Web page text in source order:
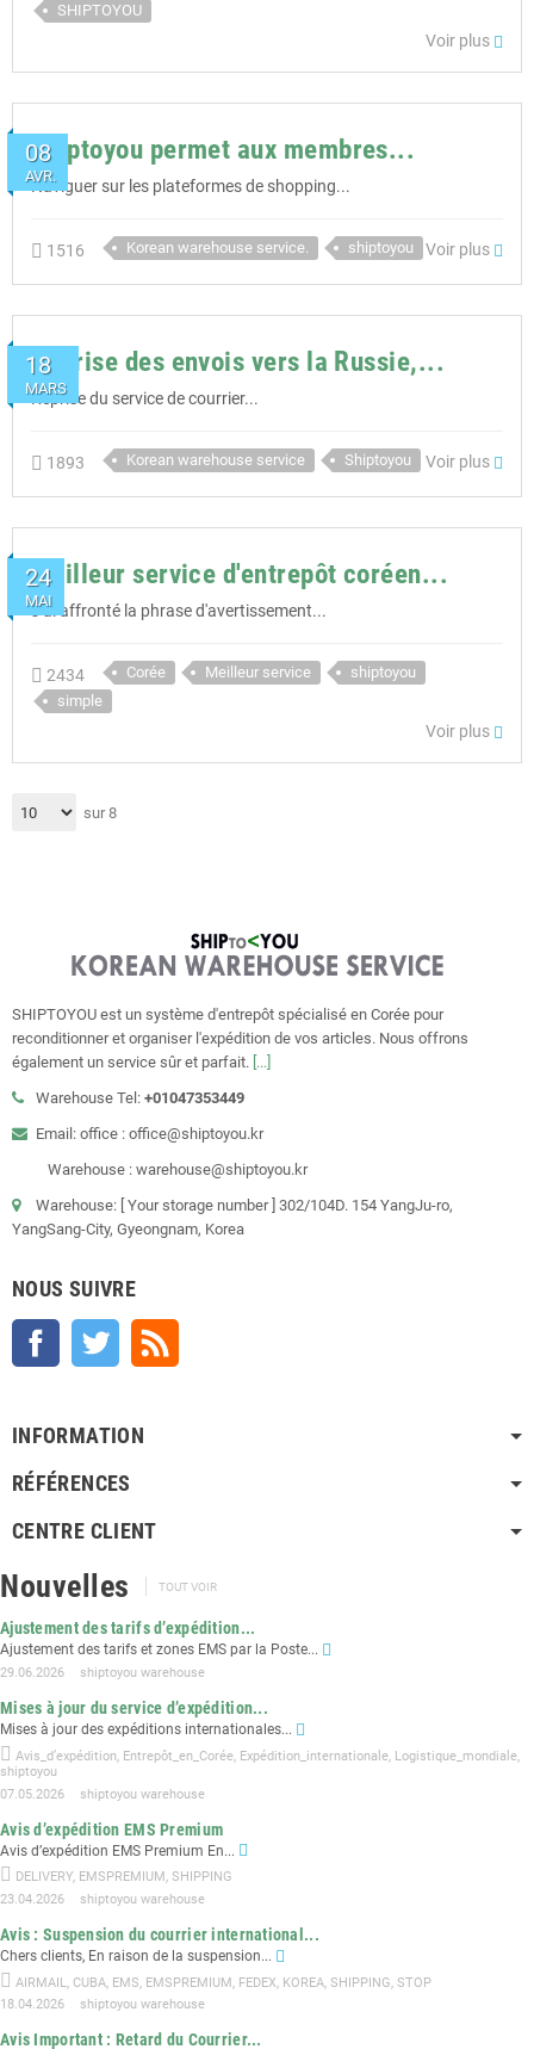
SHIPTOYOU
Voir plus
08
AVR.
Shiptoyou permet aux membres...
Naviguer sur les plateformes de shopping...
1516 Korean warehouse service. shiptoyou Voir plus
18
MARS
Reprise des envois vers la Russie,...
Reprise du service de courrier...
1893 Korean warehouse service Shiptoyou Voir plus
24
MAI
Meilleur service d'entrepôt coréen...
J'ai affronté la phrase d'avertissement...
2434 Corée Meilleur service
shiptoyou
simple
Voir plus
sur 8
SHIPTOYOU est un système d'entrepôt spécialisé en Corée pour
reconditionner et organiser l'expédition de vos articles. Nous offrons
également un service sûr et parfait. [...]
Warehouse Tel: +01047353449
Email: office : office@shiptoyou.kr
Warehouse : warehouse@shiptoyou.kr
Warehouse: [ Your storage number ] 302/104D. 154 YangJu-ro,
YangSang-City, Gyeongnam, Korea
NOUS SUIVRE
Facebook Twitter
INFORMATION
RÉFÉRENCES
CENTRE CLIENT
Nouvelles TOUT VOIR
Ajustement des tarifs d’expédition...
Ajustement des tarifs et zones EMS par la Poste...
29.06.2026 shiptoyou warehouse
Mises à jour du service d’expédition...
Mises à jour des expéditions internationales...
Avis_d’expédition, Entrepôt_en_Corée, Expédition_internationale, Logistique_mondiale,
shiptoyou
07.05.2026
shiptoyou warehouse
Avis d’expédition EMS Premium
Avis d’expédition EMS Premium En...
DELIVERY, EMSPREMIUM , SHIPPING
23.04.2026
shiptoyou warehouse
Avis : Suspension du courrier international...
Chers clients, En raison de la suspension...
AIRMAIL, CUBA, EMS, EMSPREMIUM, FEDEX, KOREA, SHIPPING, STOP
18.04.2026
shiptoyou warehouse
Avis Important : Retard du Courrier...